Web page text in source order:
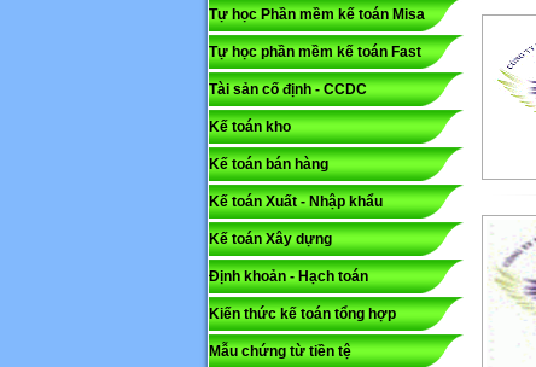
Tự học Phần mềm kế toán Misa
Tự học phần mềm kế toán Fast
Tài sản cố định - CCDC
Kế toán kho
Kế toán bán hàng
Kế toán Xuất - Nhập khẩu
Kế toán Xây dựng
Định khoản - Hạch toán
Kiến thức kế toán tổng hợp
Mẫu chứng từ tiền tệ